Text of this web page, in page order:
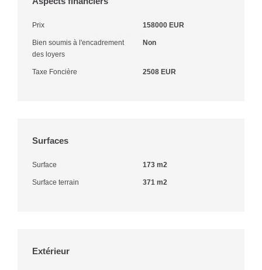
Prix 158000 EUR
Bien soumis à l'encadrement
des loyers
Non
Taxe Foncière 2508 EUR
Surfaces
Surface 173 m2
Surface terrain 371 m2
Extérieur